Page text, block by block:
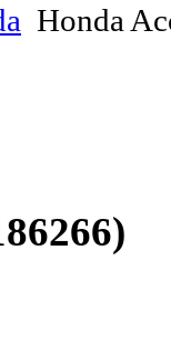
Honda